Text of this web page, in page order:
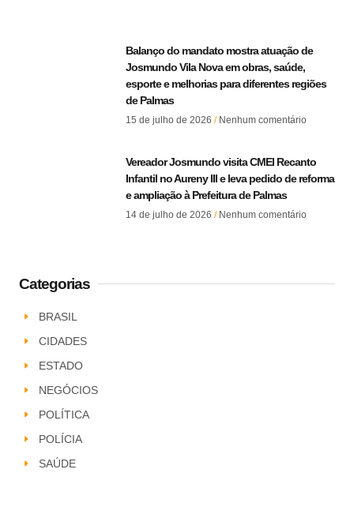
Balanço do mandato mostra atuação de
Josmundo Vila Nova em obras, saúde,
esporte e melhorias para diferentes regiões
de Palmas
15 de julho de 2026 Nenhum comentário
Vereador Josmundo visita CMEI Recanto
Infantil no Aureny III e leva pedido de reforma
e ampliação à Prefeitura de Palmas
14 de julho de 2026 Nenhum comentário
Categorias
BRASIL
CIDADES
ESTADO
NEGÓCIOS
POLÍTICA
POLÍCIA
SAÚDE